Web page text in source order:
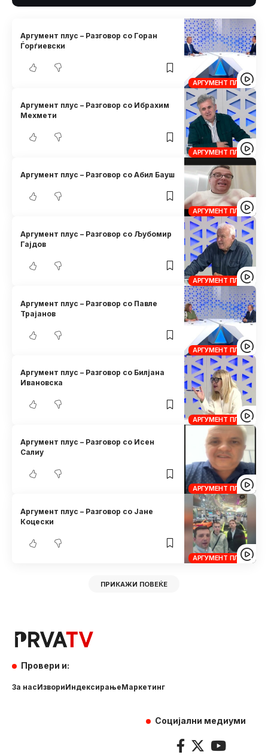
АРГУМЕНТ ПЛУС
Аргумент плус – Разговор со Горан
Ѓорѓиевски
АРГУМЕНТ ПЛУС
Аргумент плус – Разговор со Ибрахим
Мехмети
АРГУМЕНТ ПЛУС
Аргумент плус – Разговор со Абил Бауш
АРГУМЕНТ ПЛУС
Аргумент плус – Разговор со Љубомир
Гајдов
АРГУМЕНТ ПЛУС
Аргумент плус – Разговор со Павле
Трајанов
АРГУМЕНТ ПЛУС
Аргумент плус – Разговор со Билјана
Ивановска
АРГУМЕНТ ПЛУС
Аргумент плус – Разговор со Исен
Салиу
АРГУМЕНТ ПЛУС
Аргумент плус – Разговор со Јане
Коцески
ПРИКАЖИ ПОВЕЌЕ
Провери и:
За насИзвориИндексирањеМаркетинг
Социјални медиуми